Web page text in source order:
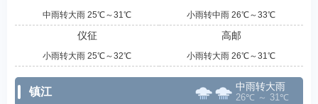
中雨转大雨 25℃～31℃ 小雨转中雨 26℃～33℃
仪征
小雨转大雨 25℃～32℃
高邮
小雨转大雨 26℃～31℃
镇江 中雨转大雨
26℃ ～ 31℃